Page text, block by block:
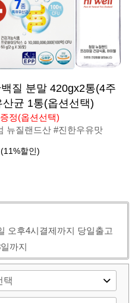
질 분말 420gx2통(4주
균 1통(옵션선택)
정(옵션선택)
뉴질랜드산 #진한우유맛
(11%할인)
오후4시결제까지 당일출고
까지